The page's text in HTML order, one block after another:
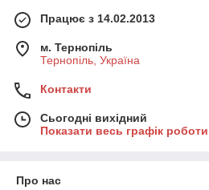
Працює з 14.02.2013
м. Тернопіль
Тернопіль, Україна
Контакти
Сьогодні вихідний
Показати весь графік роботи
Про нас